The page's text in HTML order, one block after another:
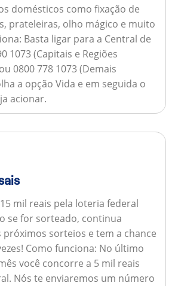
domésticos como fixação de
prateleiras, olho mágico e muito
Basta ligar para a Central de
1073 (Capitais e Regiões
0800 778 1073 (Demais
a opção Vida e em seguida o
acionar.
mil reais pela loteria federal
se for sorteado, continua
sorteios e tem a chance
Como funciona: No último
você concorre a 5 mil reais
Nós te enviaremos um número